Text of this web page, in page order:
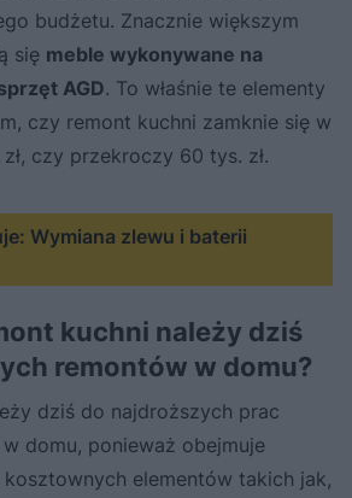
budżetu. Znacznie większym
się meble wykonywane na
AGD. To właśnie te elementy
czy remont kuchni zamknie się w
czy przekroczy 60 tys. zł.
Wymiana zlewu i baterii
kuchni należy dziś
remontów w domu?
dziś do najdroższych prac
domu, ponieważ obejmuje
elementów takich jak,